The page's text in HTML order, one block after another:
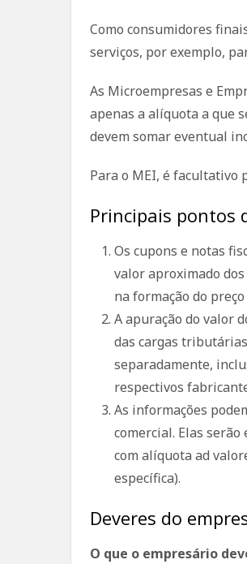
Como consumidores
serviços, por exemplo,
As Microempresas e
apenas a alíquota a que
devem somar eventual
Para o MEI, é facultativo
Principais pontos
Os cupons e notas
valor aproximado
na formação do
A apuração do valor
das cargas
separadamente,
respectivos
As informações
comercial. Elas
com alíquota ad
específica).
Deveres do
O que o empresário